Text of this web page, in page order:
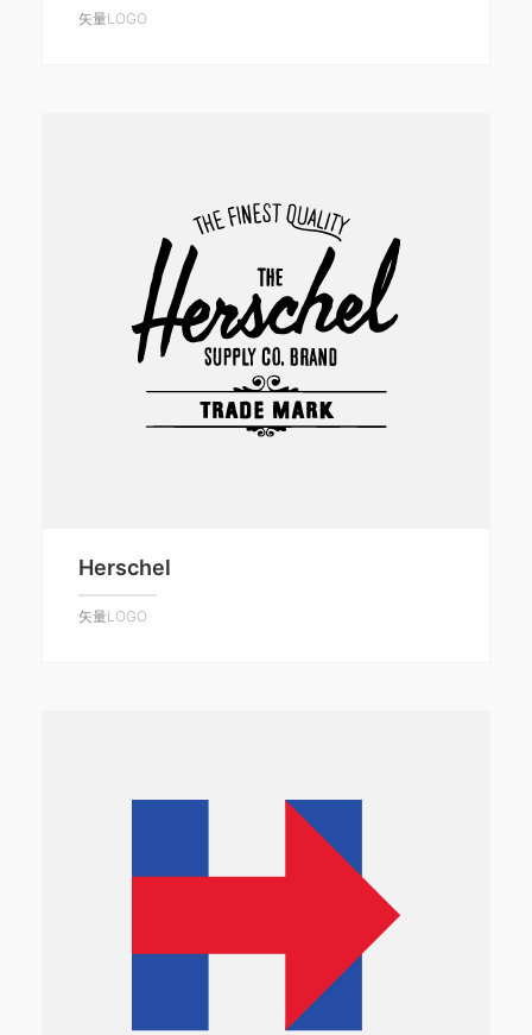
矢量LOGO
Herschel
矢量LOGO